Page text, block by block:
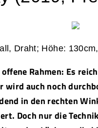
Draht; Höhe:
offene Rahmen: Es
wird auch noch
in den rechten
Doch nur die